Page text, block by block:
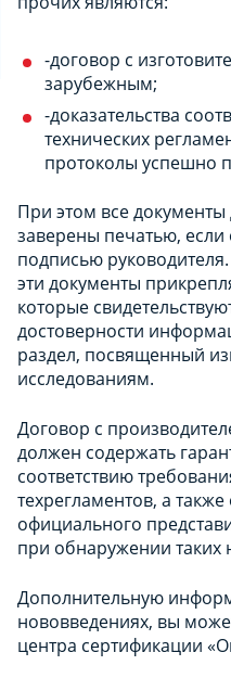
-договор с
зарубежным;
-доказательства
технических
протоколы успешно
При этом все
заверены печатью, если
подписью
эти документы
которые
достоверности
раздел, посвященный
исследованиям.
Договор с
должен содержать
соответствию
техрегламентов, а также
официального
при обнаружении таких
Дополнительную
нововведениях, вы
центра сертификации